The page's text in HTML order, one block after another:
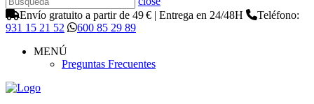
Envío gratuito a partir de 49 € | Entrega en 24/48H
Teléfono:
931 15 21 52
600 85 29 89
MENÚ
Preguntas Frecuentes